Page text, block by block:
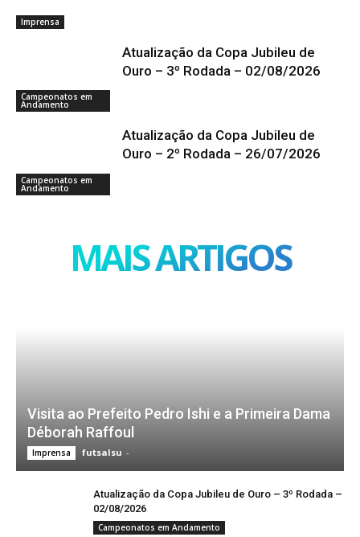
Imprensa
Campeonatos em
Andamento
Atualização da Copa Jubileu de
Ouro – 3º Rodada – 02/08/2026
Campeonatos em
Andamento
Atualização da Copa Jubileu de
Ouro – 2º Rodada – 26/07/2026
MAIS ARTIGOS
Visita ao Prefeito Pedro Ishi e a Primeira Dama
Déborah Raffoul
Imprensa futsalsu -
Atualização da Copa Jubileu de Ouro – 3º Rodada –
02/08/2026
Campeonatos em Andamento